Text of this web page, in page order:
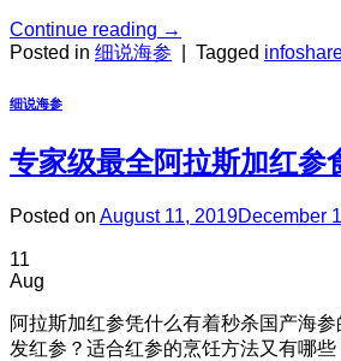
Continue reading →
Posted in 细说海参 Tagged
细说海参
专家级最全阿拉斯加红参
Posted on August 11, 2019December
11
Aug
阿拉斯加红参凭什么有着秒杀国产海
发红参？适合红参的烹饪方法又有哪些